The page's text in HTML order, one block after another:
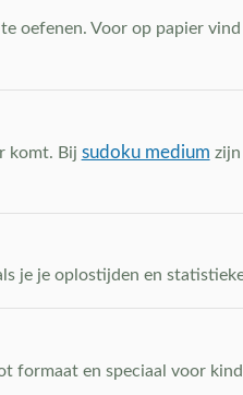
oefenen. Voor op papier
komt. Bij sudoku medium
je je oplostijden en
formaat en speciaal voor